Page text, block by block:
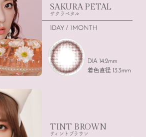
SAKURA PETAL
サクラペタル
TINT BROWN
ティントブラウン